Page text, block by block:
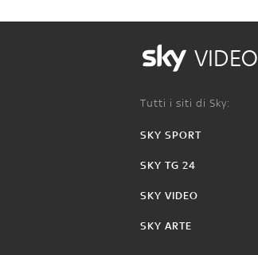
VIDEO
Tutti i siti di Sky:
SKY SPORT
SKY TG 24
SKY VIDEO
SKY ARTE